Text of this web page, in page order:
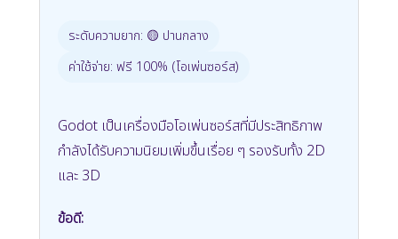
ระดับความยาก: 🟡 ปานกลาง
ค่าใช้จ่าย: ฟรี 100% (โอเพ่นซอร์ส)
Godot เป็นเครื่องมือโอเพ่นซอร์สที่มีประสิทธิภาพ
กำลังได้รับความนิยมเพิ่มขึ้นเรื่อย ๆ รองรับทั้ง 2D
และ 3D
ข้อดี: